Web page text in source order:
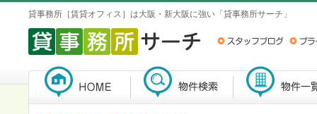
貸事務所［賃貸オフィス］は大阪・新大阪に強い「貸事務所サーチ」